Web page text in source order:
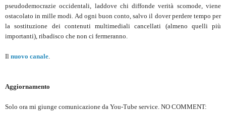
pseudodemocrazie occidentali, laddove chi diffonde verità scomode, viene
ostacolato in mille modi. Ad ogni buon conto, salvo il dover perdere tempo per
la sostituzione dei contenuti multimediali cancellati (almeno quelli più
importanti), ribadisco che non ci fermeranno.
Il nuovo canale
Aggiornamento
Solo ora mi giunge comunicazione da You-Tube service. NO COMMENT: